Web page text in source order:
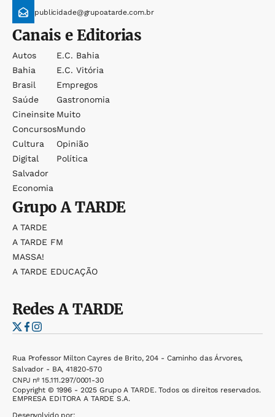
publicidade@grupoatarde.com.br
Canais e Editorias
Autos
Bahia
Brasil
Saúde
Cineinsite
Concursos
Cultura
Digital
Salvador
Economia
E.c. Bahia
E.c. Vitória
Empregos
Gastronomia
Muito
Mundo
Opinião
Política
GrupoA TARDE
A TARDE
A TARDE FM
MASSA!
A TARDE EDUCAÇÃO
RedesA TARDE
Rua Professor Milton Cayres de Brito, 204 - Caminho das Árvores,
Salvador - BA, 41820-570
CNPJ nº 15.111.297/0001-30
Copyright © 1996 - 2025 Grupo A TARDE. Todos os direitos reservados.
EMPRESA EDITORA A TARDE S.A.
Desenvolvido por: